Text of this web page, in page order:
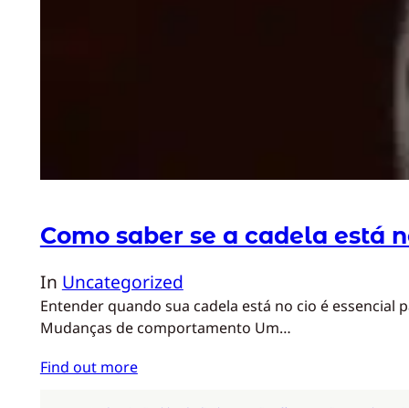
Como saber se a cadela está
In Uncategorized
Entender quando sua cadela está no cio é
Mudanças de comportamento Um…
Find out more